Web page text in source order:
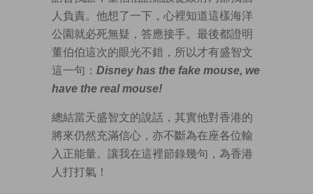
人負責。他想了一下，心裡知道這樣海洋
公園就必死無疑，答應接手。最後都證明
董伯伯這次的眼光不錯，所以才有盛智文
這一句： Disney has the fake mouse, we
have the real mouse!
總結當天盛智文的說話，其實他對香港的
將來仍然充滿信心，亦不斷為在座各位輸
入正能量。讓我在這裡節錄幾句，為香港
人打打氣！